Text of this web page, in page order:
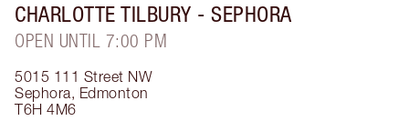
CHARLOTTE TILBURY - SEPHORA
OPEN UNTIL 7:00 PM
5015 111 Street NW
Sephora, Edmonton
T6H 4M6